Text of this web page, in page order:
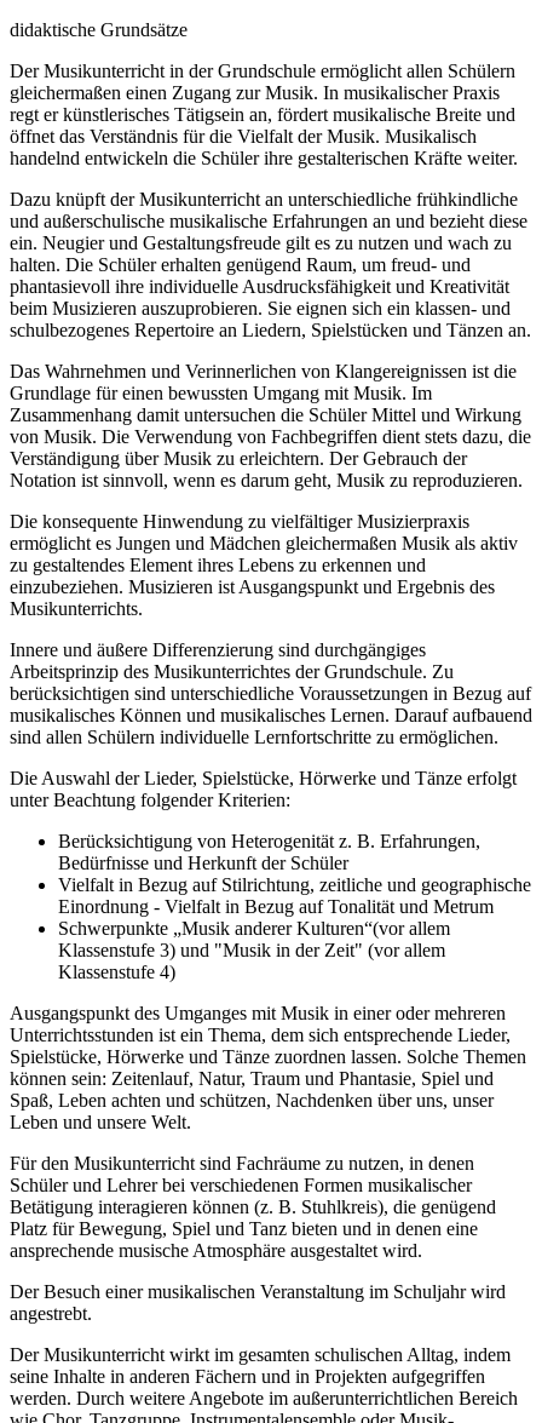
didaktische Grundsätze
Der Musikunterricht in der Grundschule ermöglicht allen Schülern
gleichermaßen einen Zugang zur Musik. In musikalischer Praxis
regt er künstlerisches Tätigsein an, fördert musikalische Breite und
öffnet das Verständnis für die Vielfalt der Musik. Musikalisch
handelnd entwickeln die Schüler ihre gestalterischen Kräfte weiter.
Dazu knüpft der Musikunterricht an unterschiedliche frühkindliche
und außerschulische musikalische Erfahrungen an und bezieht diese
ein. Neugier und Gestaltungsfreude gilt es zu nutzen und wach zu
halten. Die Schüler erhalten genügend Raum, um freud- und
phantasievoll ihre individuelle Ausdrucksfähigkeit und Kreativität
beim Musizieren auszuprobieren. Sie eignen sich ein klassen- und
schulbezogenes Repertoire an Liedern, Spielstücken und Tänzen an.
Das Wahrnehmen und Verinnerlichen von Klangereignissen ist die
Grundlage für einen bewussten Umgang mit Musik. Im
Zusammenhang damit untersuchen die Schüler Mittel und Wirkung
von Musik. Die Verwendung von Fachbegriffen dient stets dazu, die
Verständigung über Musik zu erleichtern. Der Gebrauch der
Notation ist sinnvoll, wenn es darum geht, Musik zu reproduzieren.
Die konsequente Hinwendung zu vielfältiger Musizierpraxis
ermöglicht es Jungen und Mädchen gleichermaßen Musik als aktiv
zu gestaltendes Element ihres Lebens zu erkennen und
einzubeziehen. Musizieren ist Ausgangspunkt und Ergebnis des
Musikunterrichts.
Innere und äußere Differenzierung sind durchgängiges
Arbeitsprinzip des Musikunterrichtes der Grundschule. Zu
berücksichtigen sind unterschiedliche Voraussetzungen in Bezug auf
musikalisches Können und musikalisches Lernen. Darauf aufbauend
sind allen Schülern individuelle Lernfortschritte zu ermöglichen.
Die Auswahl der Lieder, Spielstücke, Hörwerke und Tänze erfolgt
unter Beachtung folgender Kriterien:
Berücksichtigung von Heterogenität z. B. Erfahrungen,
Bedürfnisse und Herkunft der Schüler
Vielfalt in Bezug auf Stilrichtung, zeitliche und geographische
Einordnung - Vielfalt in Bezug auf Tonalität und Metrum
Schwerpunkte „Musik anderer Kulturen“(vor allem
Klassenstufe 3) und "Musik in der Zeit" (vor allem
Klassenstufe 4)
Ausgangspunkt des Umganges mit Musik in einer oder mehreren
Unterrichtsstunden ist ein Thema, dem sich entsprechende Lieder,
Spielstücke, Hörwerke und Tänze zuordnen lassen. Solche Themen
können sein: Zeitenlauf, Natur, Traum und Phantasie, Spiel und
Spaß, Leben achten und schützen, Nachdenken über uns, unser
Leben und unsere Welt.
Für den Musikunterricht sind Fachräume zu nutzen, in denen
Schüler und Lehrer bei verschiedenen Formen musikalischer
Betätigung interagieren können (z. B. Stuhlkreis), die genügend
Platz für Bewegung, Spiel und Tanz bieten und in denen eine
ansprechende musische Atmosphäre ausgestaltet wird.
Der Besuch einer musikalischen Veranstaltung im Schuljahr wird
angestrebt.
Der Musikunterricht wirkt im gesamten schulischen Alltag, indem
seine Inhalte in anderen Fächern und in Projekten aufgegriffen
werden. Durch weitere Angebote im außerunterrichtlichen Bereich